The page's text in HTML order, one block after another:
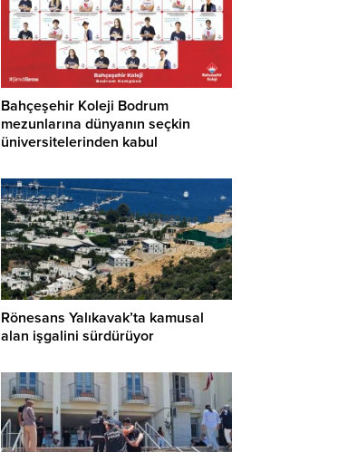
Bahçeşehir Koleji Bodrum
mezunlarına dünyanın seçkin
üniversitelerinden kabul
Rönesans Yalıkavak’ta kamusal
alan işgalini sürdürüyor